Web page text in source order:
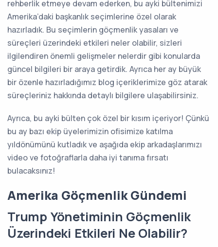
rehberlik etmeye devam ederken, bu ayki bültenimizi
Amerika’daki başkanlık seçimlerine özel olarak
hazırladık. Bu seçimlerin göçmenlik yasaları ve
süreçleri üzerindeki etkileri neler olabilir, sizleri
ilgilendiren önemli gelişmeler nelerdir gibi konularda
güncel bilgileri bir araya getirdik. Ayrıca her ay büyük
bir özenle hazırladığımız blog içeriklerimize göz atarak
süreçleriniz hakkında detaylı bilgilere ulaşabilirsiniz.
Ayrıca, bu ayki bülten çok özel bir kısım içeriyor! Çünkü
bu ay bazı ekip üyelerimizin ofisimize katılma
yıldönümünü kutladık ve aşağıda ekip arkadaşlarımızı
video ve fotoğraflarla daha iyi tanıma fırsatı
bulacaksınız!
Amerika Göçmenlik Gündemi
Trump Yönetiminin Göçmenlik
Üzerindeki Etkileri Ne Olabilir?